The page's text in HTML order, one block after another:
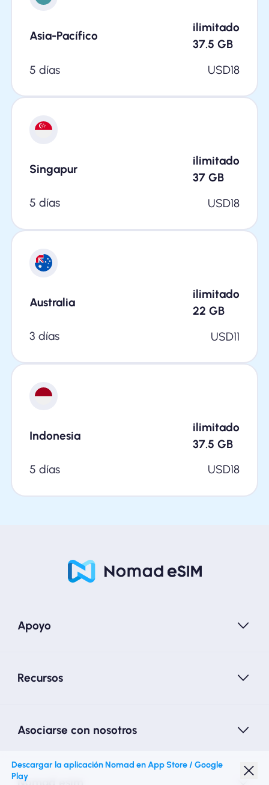
Asia-Pacífico
ilimitado
37.5 GB
5 días
USD18
Singapur
ilimitado
37 GB
5 días
USD18
Australia
ilimitado
22 GB
3 días
USD11
Indonesia
ilimitado
37.5 GB
5 días
USD18
Apoyo
Recursos
Asociarse con nosotros
Nomad esim
Descargar la aplicación Nomad en App Store / Google
Play